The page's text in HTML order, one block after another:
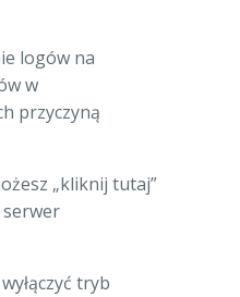
logów na
w
przyczyną
„kliknij tutaj”
tryb